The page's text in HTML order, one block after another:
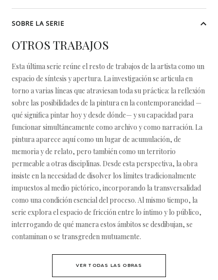
SOBRE LA SERIE
OTROS TRABAJOS
Esta última serie reúne el resto de trabajos de la artista como un
espacio de síntesis y apertura. La investigación se articula en
torno a varias líneas que atraviesan toda su práctica: la reflexión
sobre las posibilidades de la pintura en la contemporaneidad —
qué significa pintar hoy y desde dónde— y su capacidad para
funcionar simultáneamente como archivo y como narración. La
pintura aparece aquí como un lugar de acumulación, de
memoria y de relato, pero también como un territorio
permeable a otras disciplinas. Desde esta perspectiva, la obra
insiste en la necesidad de disolver los límites tradicionalmente
impuestos al medio pictórico, incorporando la transversalidad
como una condición esencial del proceso. Al mismo tiempo, la
serie explora el espacio de fricción entre lo íntimo y lo público,
interrogando de qué manera estos ámbitos se desdibujan, se
contaminan o se transgreden mutuamente.
VER TODAS LAS OBRAS